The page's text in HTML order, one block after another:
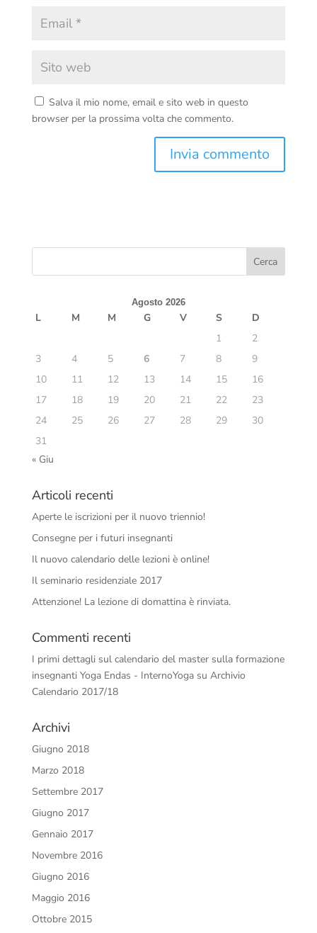
Salva il mio nome, email e sito web in questo
browser per la prossima volta che commento.
Agosto 2026
L M M G V S
D
1
2
3
4 5 6 7 8
9
10
11 12 13 14 15
16
17
18 19 20 21 22
23
24
25 26 27 28 29
30
31
« Giu
Articoli recenti
Aperte le iscrizioni per il nuovo triennio!
Consegne per i futuri insegnanti
Il nuovo calendario delle lezioni è online!
Il seminario residenziale 2017
Attenzione! La lezione di domattina è rinviata.
Commenti recenti
I primi dettagli sul calendario del master sulla formazione
insegnanti Yoga Endas - InternoYogasu Archivio
Calendario 2017/18
Archivi
Giugno 2018
Marzo 2018
Settembre 2017
Giugno 2017
Gennaio 2017
Novembre 2016
Giugno 2016
Maggio 2016
Ottobre 2015